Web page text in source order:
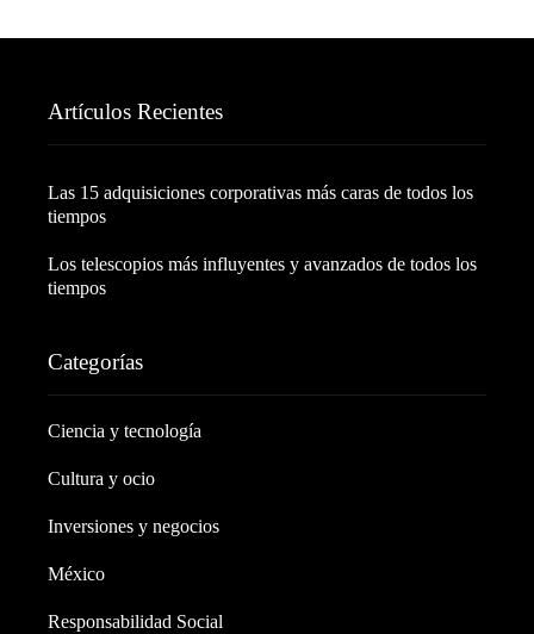
Artículos Recientes
Las 15 adquisiciones corporativas más caras de todos los
tiempos
Los telescopios más influyentes y avanzados de todos los
tiempos
Categorías
Ciencia y tecnología
Cultura y ocio
Inversiones y negocios
México
Responsabilidad Social